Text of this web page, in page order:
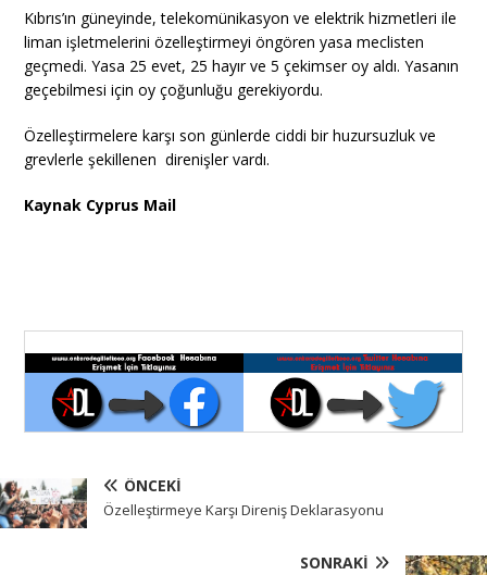
Kıbrıs’ın güneyinde, telekomünikasyon ve elektrik hizmetleri ile
liman işletmelerini özelleştirmeyi öngören yasa meclisten
geçmedi. Yasa 25 evet, 25 hayır ve 5 çekimser oy aldı. Yasanın
geçebilmesi için oy çoğunluğu gerekiyordu.
Özelleştirmelere karşı son günlerde ciddi bir huzursuzluk ve
grevlerle şekillenen direnişler vardı.
Kaynak Cyprus Mail
ÖNCEKI
Özelleştirmeye Karşı Direniş Deklarasyonu
SONRAKI